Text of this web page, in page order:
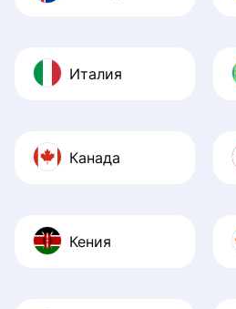
Италия
Канада
Кения